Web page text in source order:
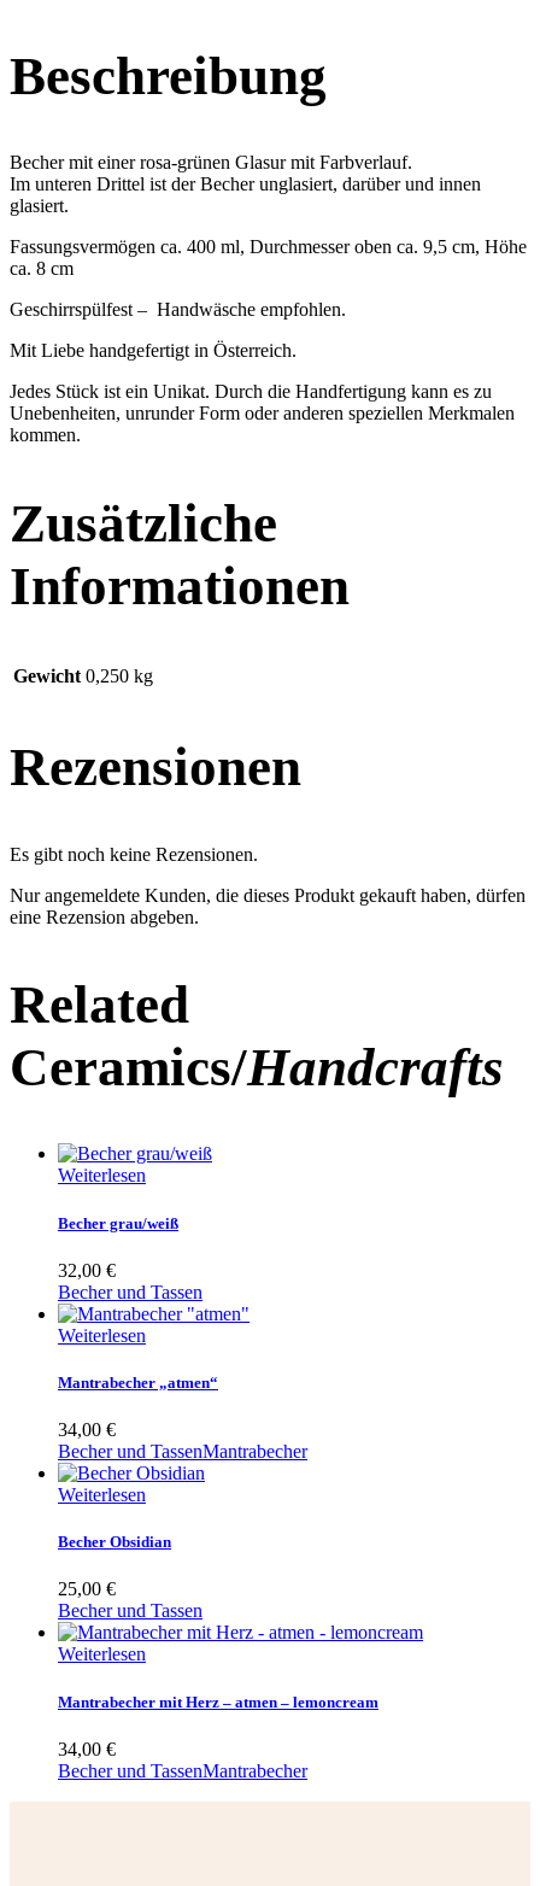
Beschreibung
Becher mit einer rosa-grünen Glasur mit Farbverlauf.
Im unteren Drittel ist der Becher unglasiert, darüber und innen
glasiert.
Fassungsvermögen ca. 400 ml, Durchmesser oben ca. 9,5 cm, Höhe
ca. 8 cm
Geschirrspülfest – Handwäsche empfohlen.
Mit Liebe handgefertigt in Österreich.
Jedes Stück ist ein Unikat. Durch die Handfertigung kann es zu
Unebenheiten, unrunder Form oder anderen speziellen Merkmalen
kommen.
Zusätzliche
Informationen
Gewicht 0,250 kg
Rezensionen
Es gibt noch keine Rezensionen.
Nur angemeldete Kunden, die dieses Produkt gekauft haben, dürfen
eine Rezension abgeben.
Related
Ceramics/Handcrafts
Weiterlesen
Becher grau/weiß
32,00 €
Becher und Tassen
Weiterlesen
Mantrabecher „atmen“
34,00 €
Becher und TassenMantrabecher
Weiterlesen
Becher Obsidian
25,00 €
Becher und Tassen
Weiterlesen
Mantrabecher mit Herz – atmen – lemoncream
34,00 €
Becher und TassenMantrabecher